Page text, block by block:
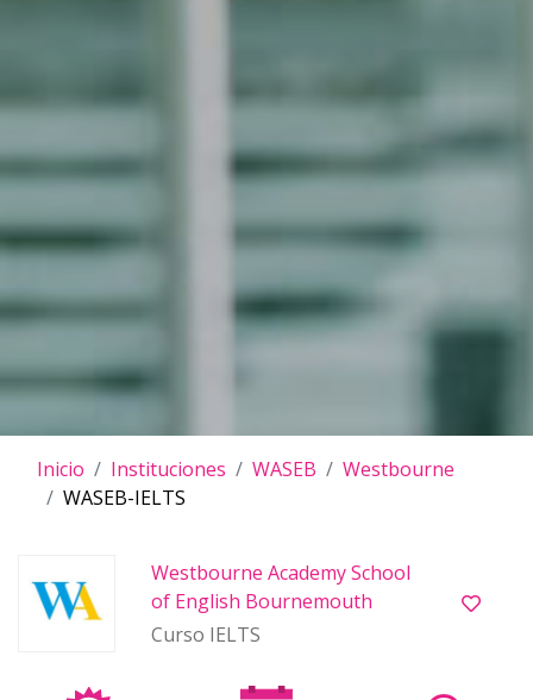
Inicio Instituciones WASEB
Westbourne
WASEB-IELTS
Westbourne Academy School
of English Bournemouth
Curso IELTS